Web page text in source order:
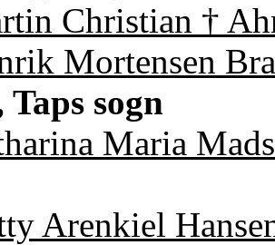
Christian †
Mortensen
Taps sogn
Maria
Arenkiel